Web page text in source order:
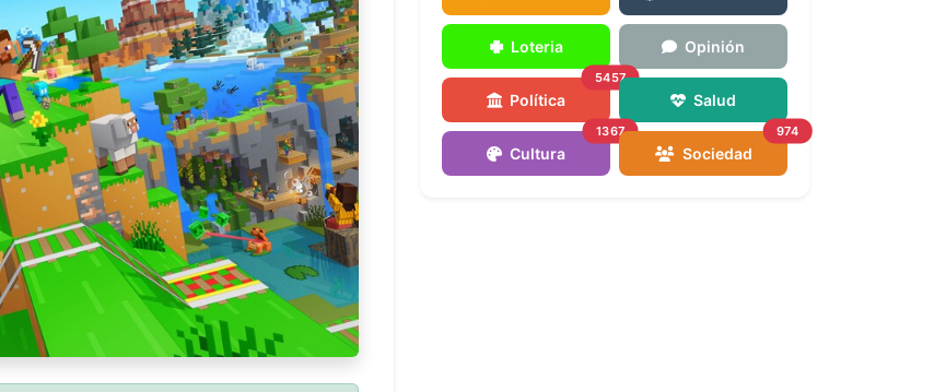
Loteria Opinión
Política
5457
Salud
Cultura
1367
Sociedad
974